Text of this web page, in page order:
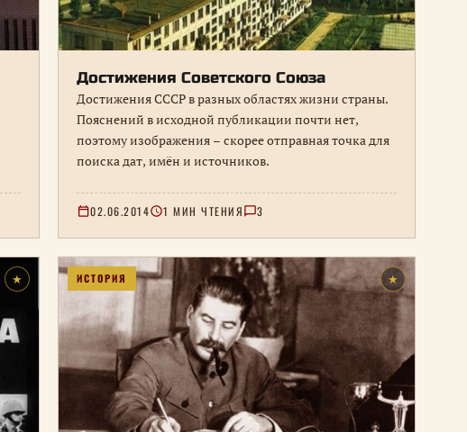
Достижения Советского Союза
Достижения СССР в разных областях жизни страны.
Пояснений в исходной публикации почти нет,
поэтому изображения – скорее отправная точка для
поиска дат, имён и источников.
02.06.2014 1 МИН ЧТЕНИЯ 3
★ ИСТОРИЯ ★